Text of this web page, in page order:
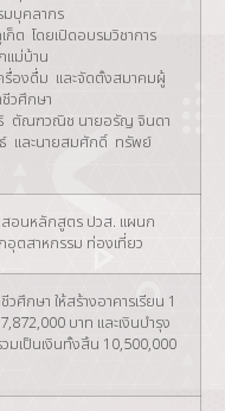
มบุคลากร
ก็ต โดยเปิดอบรมวิชาการ
ม่บ้าน
ครื่องดื่ม และจัดตั้งสมาคมผู้
วศึกษา
ธิ ตัณฑวณิช นายอรัญ จินดา
และนายสมศักดิ์ ทรัพย์
อนหลักสูตร ปวส. แผนก
อุตสาหกรรม ท่องเที่ยว
ศึกษา ให้สร้างอาคารเรียน 1
บาท และเงินบำรุง
มเป็นเงินทั้งสิ้น 10,500,000